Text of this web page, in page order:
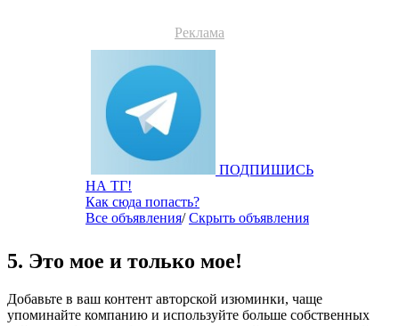
Реклама
ПОДПИШИСЬ
НА ТГ!
Как сюда попасть?
Все объявления/Скрыть объявления
5. Это мое и только мое!
Добавьте в ваш контент авторской изюминки, чаще
упоминайте компанию и используйте больше собственных